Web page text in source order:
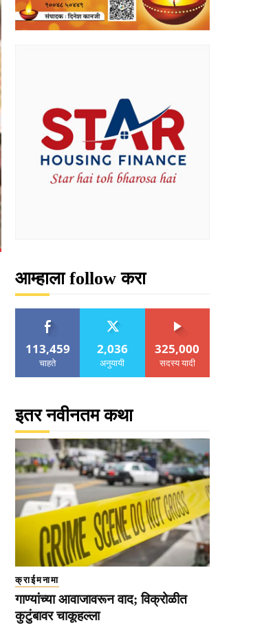
आम्हाला follow करा
113,459
चाहते
2,036
अनुयायी
325,000
सदस्य यादी
इतर नवीनतम कथा
क्राईमनामा
गाण्यांच्या आवाजावरून वाद; विक्रोळीत
कुटुंबावर चाकूहल्ला